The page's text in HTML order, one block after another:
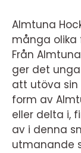
Almtuna
många olika
Från
ger det
att utöva sin
form av
eller delta i,
av i denna
utmanande